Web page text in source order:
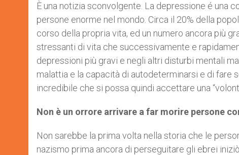
È una notizia sconvolgente. La depressione é una
persone enorme nel mondo. Circa il 20% della
corso della propria vita, ed un numero ancora più
stressanti di vita che successivamente e
depressioni più gravi e negli altri disturbi mentali
malattia e la capacità di autodeterminarsi e di
incredibile che si possa quindi accettare una
Non è un orrore arrivare a far morire persone
Non sarebbe la prima volta nella storia che le
nazismo prima ancora di perseguitare gli ebrei